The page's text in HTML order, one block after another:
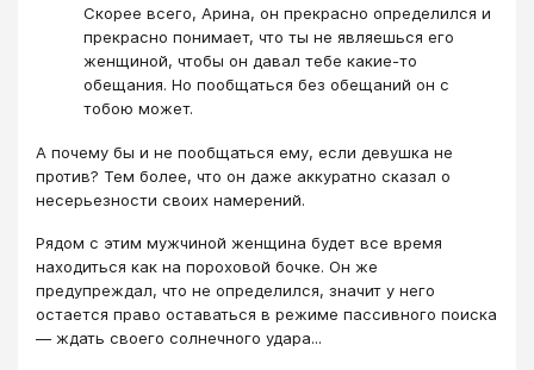
Скорее всего, Арина, он прекрасно определился и
прекрасно понимает, что ты не являешься его
женщиной, чтобы он давал тебе какие-то
обещания. Но пообщаться без обещаний он с
тобою может.
А почему бы и не пообщаться ему, если девушка не
против? Тем более, что он даже аккуратно сказал о
несерьезности своих намерений.
Рядом с этим мужчиной женщина будет все время
находиться как на пороховой бочке. Он же
предупреждал, что не определился, значит у него
остается право оставаться в режиме пассивного поиска
— ждать своего солнечного удара...